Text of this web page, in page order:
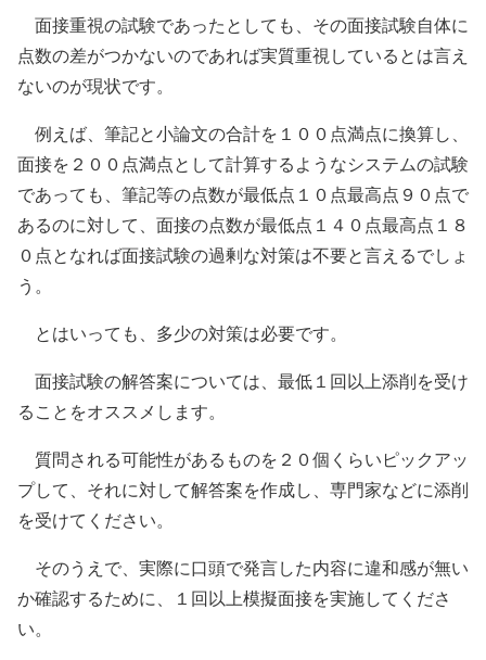
面接重視の試験であったとしても、その面接試験自体に
点数の差がつかないのであれば実質重視しているとは言え
ないのが現状です。
例えば、筆記と小論文の合計を１００点満点に換算し、
面接を２００点満点として計算するようなシステムの試験
であっても、筆記等の点数が最低点１０点最高点９０点で
あるのに対して、面接の点数が最低点１４０点最高点１８
０点となれば面接試験の過剰な対策は不要と言えるでしょ
う。
とはいっても、多少の対策は必要です。
面接試験の解答案については、最低１回以上添削を受け
ることをオススメします。
質問される可能性があるものを２０個くらいピックアッ
プして、それに対して解答案を作成し、専門家などに添削
を受けてください。
そのうえで、実際に口頭で発言した内容に違和感が無い
か確認するために、１回以上模擬面接を実施してくださ
い。